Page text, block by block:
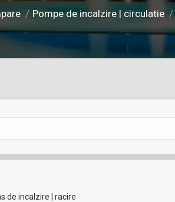
Pompe de incalzire | circulatie
de incalzire | racire